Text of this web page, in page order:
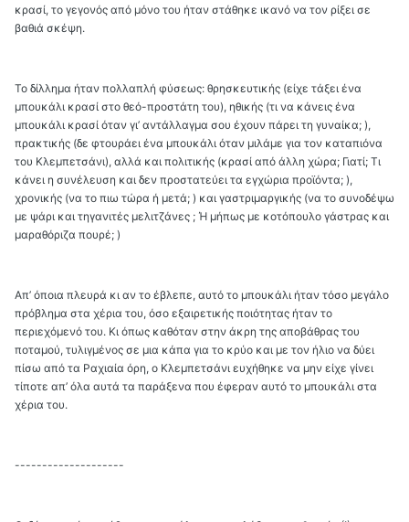
κρασί, το γεγονός από μόνο του ήταν στάθηκε ικανό να τoν ρίξει σε
βαθιά σκέψη.
Το δίλλημα ήταν πολλαπλή φύσεως: θρησκευτικής (είχε τάξει ένα
μπουκάλι κρασί στο θεό-προστάτη του), ηθικής (τι να κάνεις ένα
μπουκάλι κρασί όταν γι’ αντάλλαγμα σου έχουν πάρει τη γυναίκα; ),
πρακτικής (δε φτουράει ένα μπουκάλι όταν μιλάμε για τον καταπιόνα
του Κλεμπετσάνι), αλλά και πολιτικής (κρασί από άλλη χώρα; Γιατί; Τι
κάνει η συνέλευση και δεν προστατεύει τα εγχώρια προϊόντα; ),
χρονικής (να το πιω τώρα ή μετά; ) και γαστριμαργικής (να το συνοδέψω
με ψάρι και τηγανιτές μελιτζάνες ; Ή μήπως με κοτόπουλο γάστρας και
μαραθόριζα πουρέ; )
Απ’ όποια πλευρά κι αν το έβλεπε, αυτό το μπουκάλι ήταν τόσο μεγάλο
πρόβλημα στα χέρια του, όσο εξαιρετικής ποιότητας ήταν το
περιεχόμενό του. Κι όπως καθόταν στην άκρη της αποβάθρας του
ποταμού, τυλιγμένος σε μια κάπα για το κρύο και με τον ήλιο να δύει
πίσω από τα Ραχιαία όρη, ο Κλεμπετσάνι ευχήθηκε να μην είχε γίνει
τίποτε απ’ όλα αυτά τα παράξενα που έφεραν αυτό το μπουκάλι στα
χέρια του.
--------------------